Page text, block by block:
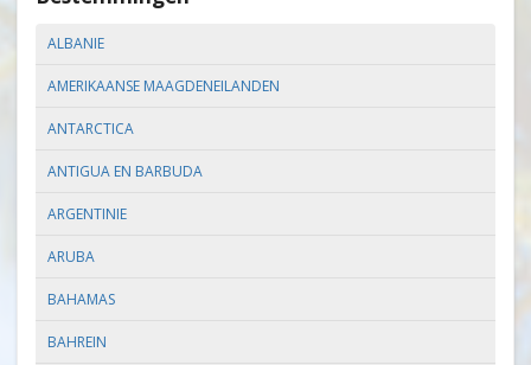
ALBANIE
AMERIKAANSE MAAGDENEILANDEN
ANTARCTICA
ANTIGUA EN BARBUDA
ARGENTINIE
ARUBA
BAHAMAS
BAHREIN